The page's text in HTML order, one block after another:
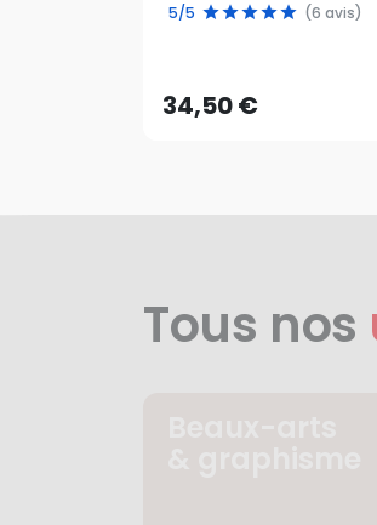
5/5 (6 avis)
34,50 €AJOUTER AU
Tous nos